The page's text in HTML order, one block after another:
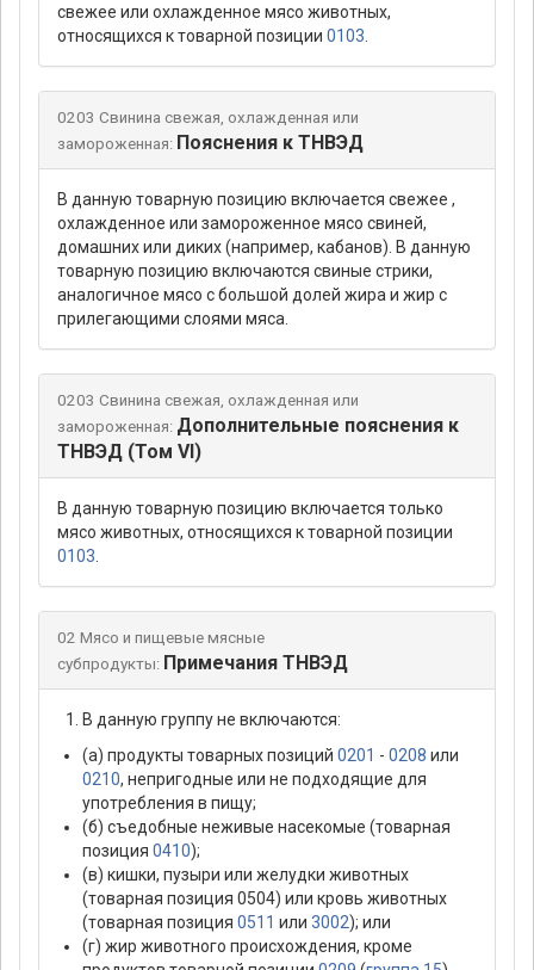
свежее или охлажденное мясо животных,
относящихся к товарной позиции 0103
0203 Свинина свежая, охлажденная или
замороженная: Пояснения к ТНВЭД
В данную товарную позицию включается свежее ,
охлажденное или замороженное мясо свиней,
домашних или диких (например, кабанов). В данную
товарную позицию включаются свиные стрики,
аналогичное мясо с большой долей жира и жир с
прилегающими слоями мяса.
0203 Свинина свежая, охлажденная или
замороженная: Дополнительные пояснения к
ТНВЭД (Том VI)
В данную товарную позицию включается только
мясо животных, относящихся к товарной позиции
0103
02 Мясо и пищевые мясные
субпродукты: Примечания ТНВЭД
В данную группу не включаются:
(а) продукты товарных позиций 0201 - 0208 или
0210, непригодные или не подходящие для
употребления в пищу;
(б) съедобные неживые насекомые (товарная
позиция 0410);
(в) кишки, пузыри или желудки животных
(товарная позиция 0504) или кровь животных
(товарная позиция 0511 или 3002); или
(г) жир животного происхождения, кроме